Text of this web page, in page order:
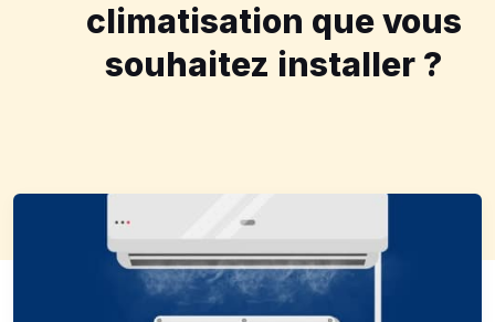
climatisation que vous
souhaitez installer ?